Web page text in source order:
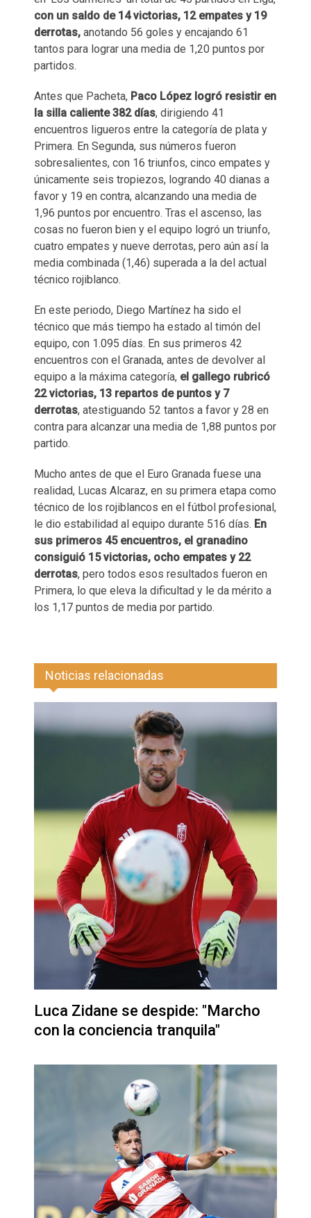
con un saldo de 14 victorias, 12 empates y 19
derrotas, anotando 56 goles y encajando 61
tantos para lograr una media de 1,20 puntos por
partidos.
Antes que Pacheta, Paco López logró resistir en
la silla caliente 382 días, dirigiendo 41
encuentros ligueros entre la categoría de plata y
Primera. En Segunda, sus números fueron
sobresalientes, con 16 triunfos, cinco empates y
únicamente seis tropiezos, logrando 40 dianas a
favor y 19 en contra, alcanzando una media de
1,96 puntos por encuentro. Tras el ascenso, las
cosas no fueron bien y el equipo logró un triunfo,
cuatro empates y nueve derrotas, pero aún así la
media combinada (1,46) superada a la del actual
técnico rojiblanco.
En este periodo, Diego Martínez ha sido el
técnico que más tiempo ha estado al timón del
equipo, con 1.095 días. En sus primeros 42
encuentros con el Granada, antes de devolver al
equipo a la máxima categoría, el gallego rubricó
22 victorias, 13 repartos de puntos y 7
derrotas, atestiguando 52 tantos a favor y 28 en
contra para alcanzar una media de 1,88 puntos por
partido.
Mucho antes de que el Euro Granada fuese una
realidad, Lucas Alcaraz, en su primera etapa como
técnico de los rojiblancos en el fútbol profesional,
le dio estabilidad al equipo durante 516 días. En
sus primeros 45 encuentros, el granadino
consiguió 15 victorias, ocho empates y 22
derrotas, pero todos esos resultados fueron en
Primera, lo que eleva la dificultad y le da mérito a
los 1,17 puntos de media por partido.
Noticias relacionadas
Luca Zidane se despide: "Marcho
con la conciencia tranquila"